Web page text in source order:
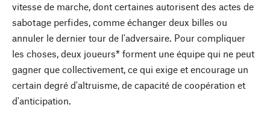
vitesse de marche, dont certaines autorisent des actes de
sabotage perfides, comme échanger deux billes ou
annuler le dernier tour de l'adversaire. Pour compliquer
les choses, deux joueurs* forment une équipe qui ne peut
gagner que collectivement, ce qui exige et encourage un
certain degré d'altruisme, de capacité de coopération et
d'anticipation.